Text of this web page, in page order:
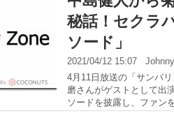
秘話！セクラ
ソード」
2021/04/12 15:07
4月11日放送の「サンバ
磨さんがゲストとして出
ソードを披露し、ファン